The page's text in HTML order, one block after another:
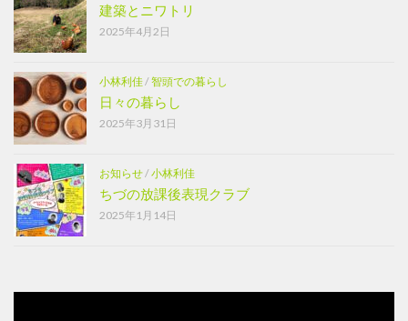
建築とニワトリ
2025年4月2日
小林利佳/智頭での暮らし
日々の暮らし
2025年3月31日
お知らせ/小林利佳
ちづの放課後表現クラブ
2025年1月14日